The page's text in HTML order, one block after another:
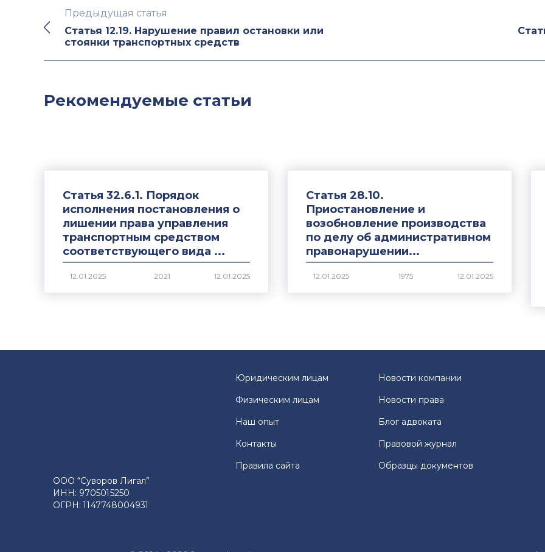
Предыдущая статья
Статья 12.19. Нарушение правил остановки или
стоянки транспортных средств
Рекомендуемые статьи
Статья 32.6.1. Порядок
исполнения постановления о
лишении права управления
транспортным средством
соответствующего вида ...
2021
Статья 28.10.
Приостановление и
возобновление производства
по делу об административном
правонарушении...
1975
ООО “Суворов Лигал”
ИНН: 9705015250
ОГРН: 1147748004931
Юридическим лицам
Новости компании
Физическим лицам
Новости права
Наш опыт
Блог адвоката
Контакты
Правовой журнал
Правила сайта
Образцы документов